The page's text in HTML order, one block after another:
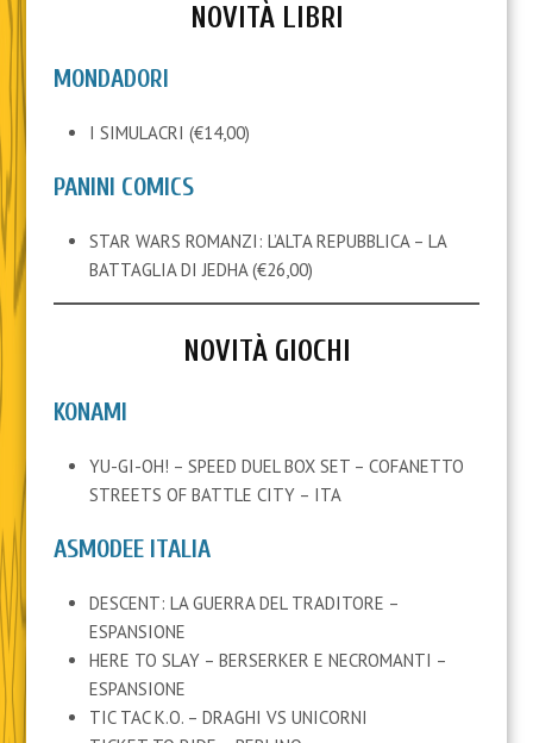
NOVITÀ LIBRI
MONDADORI
I SIMULACRI (€14,00)
PANINI COMICS
STAR WARS ROMANZI: L’ALTA REPUBBLICA – LA
BATTAGLIA DI JEDHA (€26,00)
NOVITÀ GIOCHI
KONAMI
YU-GI-OH! – SPEED DUEL BOX SET – COFANETTO
STREETS OF BATTLE CITY – ITA
ASMODEE ITALIA
DESCENT: LA GUERRA DEL TRADITORE –
ESPANSIONE
HERE TO SLAY – BERSERKER E NECROMANTI –
ESPANSIONE
TIC TAC K.O. – DRAGHI VS UNICORNI